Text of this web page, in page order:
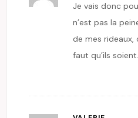
Je vais donc
n’est pas la
de mes rideaux,
faut qu’ils soient.